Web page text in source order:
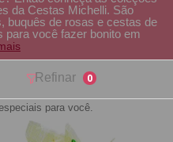
da Cestas Michelli. São
buquês de rosas e cestas de
para você fazer bonito em
Refinar 0
para você.